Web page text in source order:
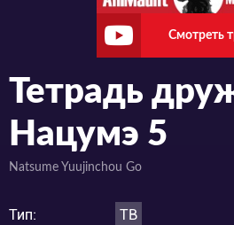
Смотреть
Тетрадь
Нацумэ 5
Natsume Yuujinchou Go
Тип: ТВ